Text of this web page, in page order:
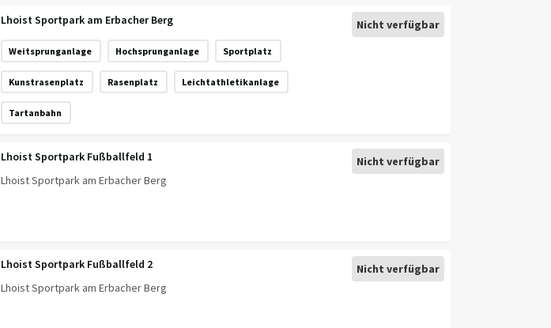
Lhoist Sportpark am Erbacher Berg
Weitsprunganlage Hochsprunganlage Sportplatz
Kunstrasenplatz Rasenplatz Leichtathletikanlage
Tartanbahn
Nicht verfügbar
Lhoist Sportpark Fußballfeld 1
Lhoist Sportpark am Erbacher Berg
Nicht verfügbar
Lhoist Sportpark Fußballfeld 2
Lhoist Sportpark am Erbacher Berg
Nicht verfügbar